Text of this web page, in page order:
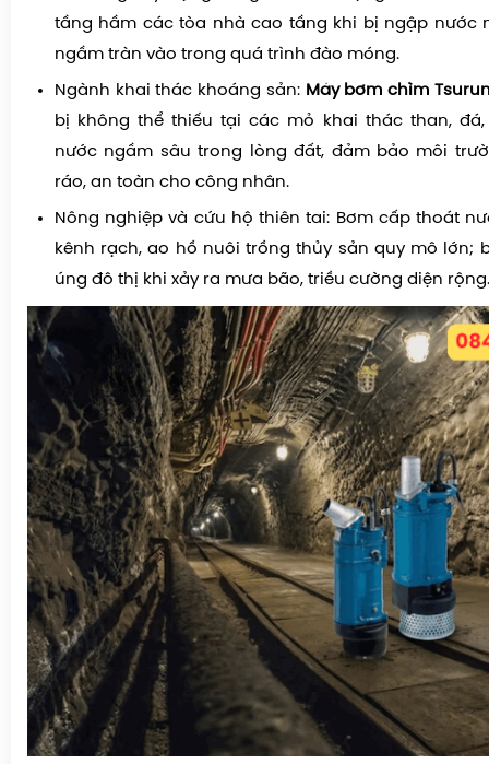
tầng hầm các tòa nhà cao tầng khi bị ngập nước
ngầm tràn vào trong quá trình đào móng.
Ngành khai thác khoáng sản: Máy bơm chìm
bị không thể thiếu tại các mỏ khai thác than,
nước ngầm sâu trong lòng đất, đảm bảo môi
ráo, an toàn cho công nhân.
Nông nghiệp và cứu hộ thiên tai: Bơm cấp thoát
kênh rạch, ao hồ nuôi trồng thủy sản quy mô lớn;
úng đô thị khi xảy ra mưa bão, triều cường diện rộng.